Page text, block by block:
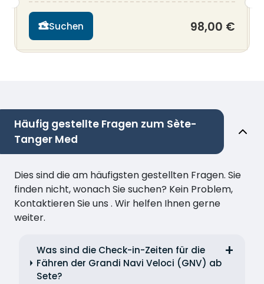
Suchen 98,00 €
Häufig gestellte Fragen zum Sète-
Tanger Med
Dies sind die am häufigsten gestellten Fragen. Sie
finden nicht, wonach Sie suchen? Kein Problem,
Kontaktieren Sie uns . Wir helfen Ihnen gerne
weiter.
Was sind die Check-in-Zeiten für die
Fähren der Grandi Navi Veloci (GNV) ab
Sete?